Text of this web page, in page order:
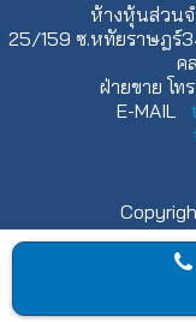
ห้างหุ้นส่วนจ
25/159 ซ.หทัยราษฎร์
ค
ฝ่ายขาย โท
E-MAIL